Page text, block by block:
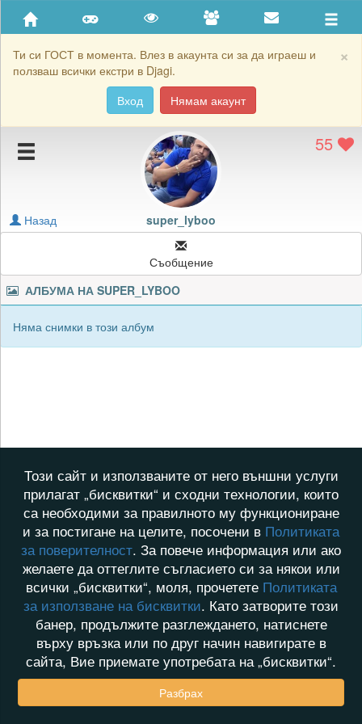
×
Ти си ГОСТ в момента. Влез в акаунта си за да играеш и
ползваш всички екстри в Djagi.
Вход
Нямам акаунт
Приятели
Хронология на игри
Подаръците на super_lyboo
Картичките на super_lyboo
Блокирай super_lyboo
55
super_lyboo
Назад
Съобщение
АЛБУМА НА SUPER_LYBOO
Няма снимки в този албум
Този сайт и използваните от него външни услуги
прилагат „бисквитки“ и сходни технологии, които
са необходими за правилното му функциониране
и за постигане на целите, посочени в Политиката
за поверителност. За повече информация или ако
желаете да оттеглите съгласието си за някои или
всички „бисквитки“, моля, прочетете Политиката
за използване на бисквитки. Като затворите този
банер, продължите разглеждането, натиснете
върху връзка или по друг начин навигирате в
сайта, Вие приемате употребата на „бисквитки“.
Разбрах